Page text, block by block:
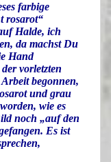
farbige
rosarot“
Halde, ich
da machst Du
Hand
vorletzten
Arbeitbegonnen,
und grau
wie es
noch „auf den
Es ist
,